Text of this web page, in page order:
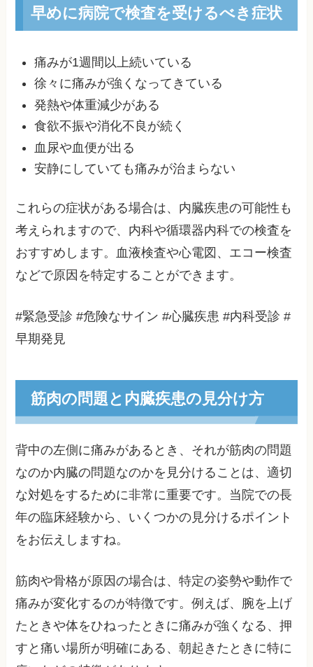
早めに病院で検査を受けるべき症状
痛みが1週間以上続いている
徐々に痛みが強くなってきている
発熱や体重減少がある
食欲不振や消化不良が続く
血尿や血便が出る
安静にしていても痛みが治まらない
これらの症状がある場合は、内臓疾患の可能性も
考えられますので、内科や循環器内科での検査を
おすすめします。血液検査や心電図、エコー検査
などで原因を特定することができます。
#緊急受診 #危険なサイン #心臓疾患 #内科受診 #
早期発見
筋肉の問題と内臓疾患の見分け方
背中の左側に痛みがあるとき、それが筋肉の問題
なのか内臓の問題なのかを見分けることは、適切
な対処をするために非常に重要です。当院での長
年の臨床経験から、いくつかの見分けるポイント
をお伝えしますね。
筋肉や骨格が原因の場合は、特定の姿勢や動作で
痛みが変化するのが特徴です。例えば、腕を上げ
たときや体をひねったときに痛みが強くなる、押
すと痛い場所が明確にある、朝起きたときに特に